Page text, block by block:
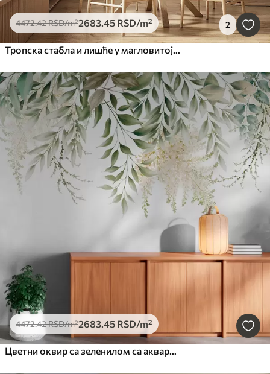
4472.42RSD/m²2683.45 RSD/m² 2
Тропска стабла и лишће у магловитој шуми
4472.42RSD/m²2683.45 RSD/m²
Цветни оквир са зеленилом са акварелом